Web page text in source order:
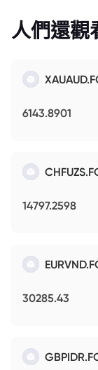
人們還觀
6143.8901
14797.2598
30285.43